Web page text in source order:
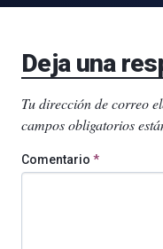
Deja una
Tu dirección de correo
campos obligatorios
Comentario *